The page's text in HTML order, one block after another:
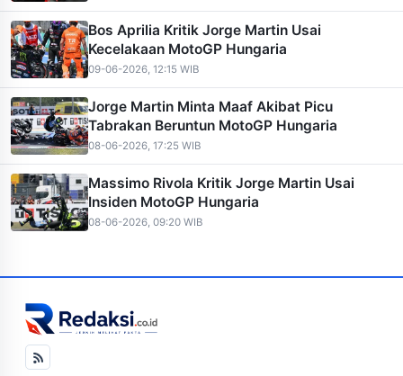
Bos Aprilia Kritik Jorge Martin Usai
Kecelakaan MotoGP Hungaria
09-06-2026, 12:15 WIB
Jorge Martin Minta Maaf Akibat Picu
Tabrakan Beruntun MotoGP Hungaria
08-06-2026, 17:25 WIB
Massimo Rivola Kritik Jorge Martin Usai
Insiden MotoGP Hungaria
08-06-2026, 09:20 WIB